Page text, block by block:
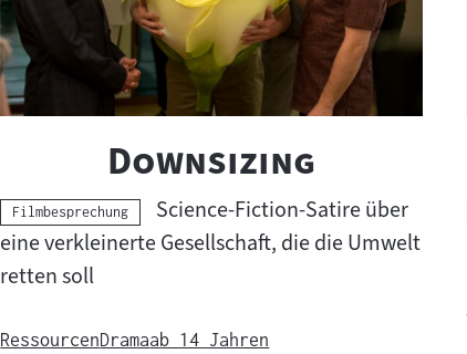
"
Downsizing"
Kategorie:
Filmbesprechung
Science-Fiction-Satire über
eine verkleinerte Gesellschaft, die die Umwelt
retten soll
RessourcenDramaab 14 Jahren